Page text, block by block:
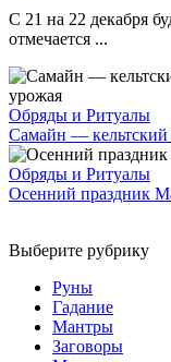
С 21 на 22 декабря
отмечается ...
Обряды и Ритуалы
Самайн — кельтский
Обряды и Ритуалы
Осенний праздник
Выберите рубрику
Руны
Гадание
Мантры
Заговоры